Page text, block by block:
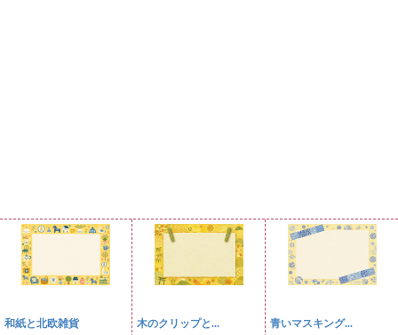
和紙と北欧雑貨 木のクリップと... 青いマスキング...